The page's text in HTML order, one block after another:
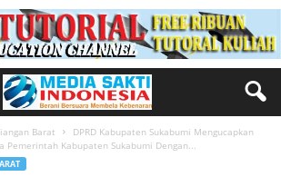
Barat
DPRD Kabupaten Sukabumi Mengucapkan
Pemerintah Kabupaten Sukabumi Dengan...